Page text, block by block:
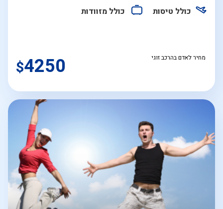
כולל טיסות
כולל מזוודות
מחיר לאדם בהרכב זוגי $4250